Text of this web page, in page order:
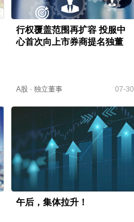
行权覆盖范围再扩容 投服中
心首次向上市券商提名独董
A股· 独立董事 07-30
午后，集体拉升！